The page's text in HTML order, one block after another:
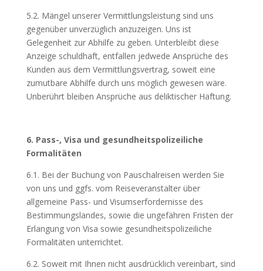
5.2. Mängel unserer Vermittlungsleistung sind uns
gegenüber unverzüglich anzuzeigen. Uns ist
Gelegenheit zur Abhilfe zu geben. Unterbleibt diese
Anzeige schuldhaft, entfallen jedwede Ansprüche des
Kunden aus dem Vermittlungsvertrag, soweit eine
zumutbare Abhilfe durch uns möglich gewesen wäre.
Unberührt bleiben Ansprüche aus deliktischer Haftung.
6. Pass-, Visa und gesundheitspolizeiliche
Formalitäten
6.1. Bei der Buchung von Pauschalreisen werden Sie
von uns und ggfs. vom Reiseveranstalter über
allgemeine Pass- und Visumserfordernisse des
Bestimmungslandes, sowie die ungefähren Fristen der
Erlangung von Visa sowie gesundheitspolizeiliche
Formalitäten unterrichtet.
6.2. Soweit mit Ihnen nicht ausdrücklich vereinbart, sind